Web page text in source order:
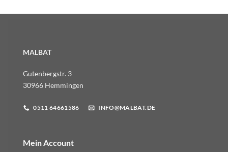
MALBAT
Gutenbergstr. 3
30966 Hemmingen
0511 64661586 INFO@MALBAT.DE
Mein Account